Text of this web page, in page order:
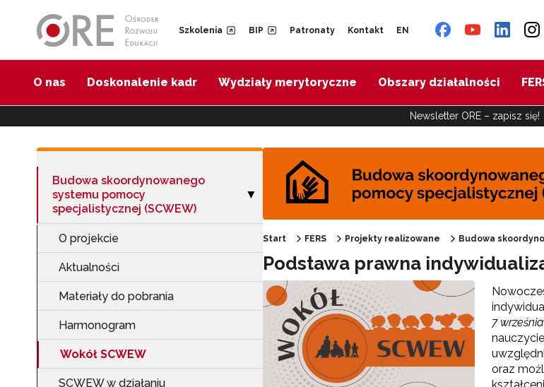
Szkolenia BIP Patronaty Kontakt EN
O nas Doskonalenie kadr Wydziały merytoryczne Obszary działalności
Newsletter ORE – zapisz się!
Budowa skoordynowanego
systemu pomocy
specjalistycznej (SCWEW)
Zwiń sekcję "Budowa skoordynowanego systemu pomocy
▶
O projekcie
Aktualności
Materiały do pobrania
Harmonogram
Wokół SCWEW
SCWEW w działaniu
Start FERS Projekty realizowane Budowa
Podstawa prawna
7
oraz